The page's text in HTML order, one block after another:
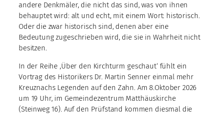
andere Denkmäler, die nicht das sind, was von ihnen
behauptet wird: alt und echt, mit einem Wort: historisch.
Oder die zwar historisch sind, denen aber eine
Bedeutung zugeschrieben wird, die sie in Wahrheit nicht
besitzen.
In der Reihe ,Über den Kirchturm geschaut‘ fühlt ein
Vortrag des Historikers Dr. Martin Senner einmal mehr
Kreuznachs Legenden auf den Zahn. Am 8.Oktober 2026
um 19 Uhr, im Gemeindezentrum Matthäuskirche
(Steinweg 16). Auf den Prüfstand kommen diesmal die